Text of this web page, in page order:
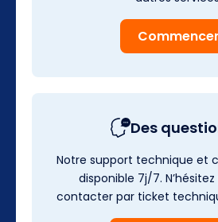
Commencer
Des
Notre support technique et
disponible 7j/7.
contacter par ticket